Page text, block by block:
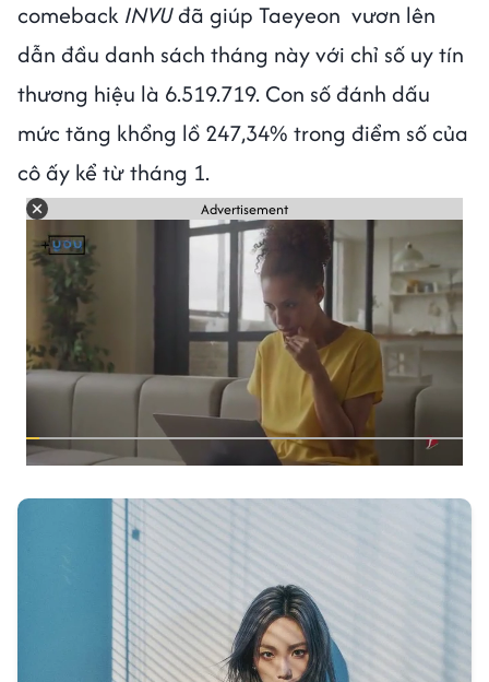
comeback INVUđã giúp Taeyeon vươn lên
dẫn đầu danh sách tháng này với chỉ số uy tín
thương hiệu là 6.519.719. Con số đánh dấu
mức tăng khổng lồ 247,34% trong điểm số của
cô ấy kể từ tháng 1.
Advertisement